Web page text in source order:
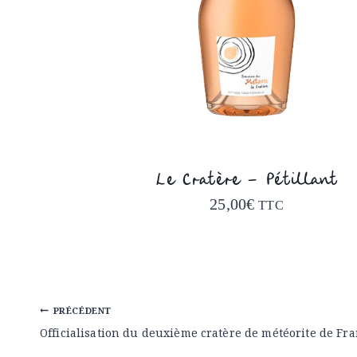
Le Cratère – Pétillant
25,00€ TTC
Navigation
de
PRÉCÉDENT
Officialisation du deuxième cratère de météorite de